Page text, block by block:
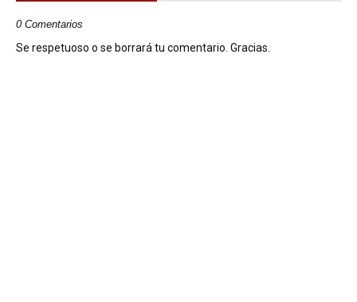
0 Comentarios
Se respetuoso o se borrará tu comentario. Gracias.